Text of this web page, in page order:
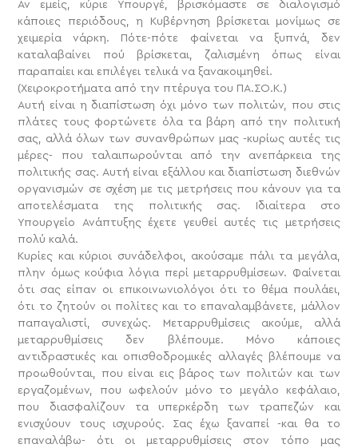
Αν εμείς, κύριε Υπουργέ, βρισκόμαστε σε διαλογισμό
κάποιες περιόδους, η Κυβέρνηση βρίσκεται μονίμως σε
χειμερία νάρκη. Πότε-πότε φαίνεται να ξυπνά, δεν
καταλαβαίνει πού βρίσκεται, ζαλισμένη όπως είναι
παραπαίει και επιλέγει τελικά να ξανακοιμηθεί.
(Χειροκροτήματα από την πτέρυγα του ΠΑ.ΣΟ.Κ.)
Αυτή είναι η διαπίστωση όχι μόνο των πολιτών, που στις
πλάτες τους φορτώνετε όλα τα βάρη από την πολιτική
σας, αλλά όλων των συνανθρώπων μας -κυρίως αυτές τις
μέρες- που ταλαιπωρούνται από την ανεπάρκεια της
πολιτικής σας. Αυτή είναι εξάλλου και διαπίστωση διεθνών
οργανισμών σε σχέση με τις μετρήσεις που κάνουν για τα
αποτελέσματα της πολιτικής σας. Ιδιαίτερα στο
Υπουργείο Ανάπτυξης έχετε γευθεί αυτές τις μετρήσεις
πολύ καλά.
Κυρίες και κύριοι συνάδελφοι, ακούσαμε πάλι τα μεγάλα,
πλην όμως κούφια λόγια περί μεταρρυθμίσεων. Φαίνεται
ότι σας είπαν οι επικοινωνιολόγοι ότι το θέμα πουλάει,
ότι το ζητούν οι πολίτες και το επαναλαμβάνετε, μάλλον
παπαγαλιστί, συνεχώς. Μεταρρυθμίσεις ακούμε, αλλά
μεταρρυθμίσεις δεν βλέπουμε. Μόνο κάποιες
αντιδραστικές και οπισθοδρομικές αλλαγές βλέπουμε να
προωθούνται, που είναι εις βάρος των πολιτών και των
εργαζομένων, που ωφελούν μόνο το μεγάλο κεφάλαιο,
που διασφαλίζουν τα υπερκέρδη των τραπεζών και
ενισχύουν τους ισχυρούς. Σας έχω ξαναπεί -και θα το
επαναλάβω- ότι οι μεταρρυθμίσεις στον τόπο μας